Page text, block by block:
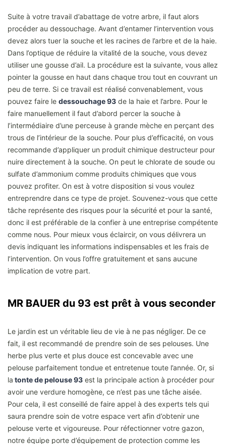
Suite à votre travail d’abattage de votre arbre, il faut alors
procéder au dessouchage. Avant d’entamer l’intervention vous
devez alors tuer la souche et les racines de l’arbre et de la haie.
Dans l’optique de réduire la vitalité de la souche, vous devez
utiliser une gousse d’ail. La procédure est la suivante, vous allez
pointer la gousse en haut dans chaque trou tout en couvrant un
peu de terre. Si ce travail est réalisé convenablement, vous
pouvez faire le dessouchage 93 de la haie et l’arbre. Pour le
faire manuellement il faut d’abord percer la souche à
l’intermédiaire d’une perceuse à grande mèche en perçant des
trous de l’intérieur de la souche. Pour plus d’efficacité, on vous
recommande d’appliquer un produit chimique destructeur pour
nuire directement à la souche. On peut le chlorate de soude ou
sulfate d’ammonium comme produits chimiques que vous
pouvez profiter. On est à votre disposition si vous voulez
entreprendre dans ce type de projet. Souvenez-vous que cette
tâche représente des risques pour la sécurité et pour la santé,
donc il est préférable de la confier à une entreprise compétente
comme nous. Pour mieux vous éclaircir, on vous délivrera un
devis indiquant les informations indispensables et les frais de
l’intervention. On vous l’offre gratuitement et sans aucune
implication de votre part.
MR BAUER du 93 est prêt à vous seconder
Le jardin est un véritable lieu de vie à ne pas négliger. De ce
fait, il est recommandé de prendre soin de ses pelouses. Une
herbe plus verte et plus douce est concevable avec une
pelouse parfaitement tondue et entretenue toute l’année. Or, si
la tonte de pelouse 93 est la principale action à procéder pour
avoir une verdure homogène, ce n’est pas une tâche aisée.
Pour cela, il est conseillé de faire appel à des experts tels qui
saura prendre soin de votre espace vert afin d’obtenir une
pelouse verte et vigoureuse. Pour réfectionner votre gazon,
notre équipe porte d’équipement de protection comme les